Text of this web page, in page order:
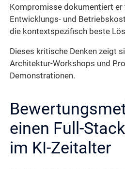
Kompromisse dokumentiert er
Entwicklungs- und
die kontextspezifisch beste
Dieses kritische Denken zeigt
Architektur-Workshops und
Demonstrationen.
einen Full-
im KI-Zeitalter